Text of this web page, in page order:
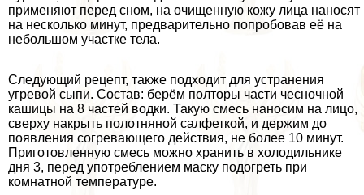
применяют перед сном, на очищенную кожу лица наносят
на несколько минут, предварительно попробовав её на
небольшом участке тела.
Следующий рецепт, также подходит для устранения
угревой сыпи. Состав: берём полторы части чесночной
кашицы на 8 частей водки. Такую смесь наносим на лицо,
сверху накрыть полотняной салфеткой, и держим до
появления согревающего действия, не более 10 минут.
Приготовленную смесь можно хранить в холодильнике
дня 3, перед употрeблением маску подогреть при
комнатной температуре.